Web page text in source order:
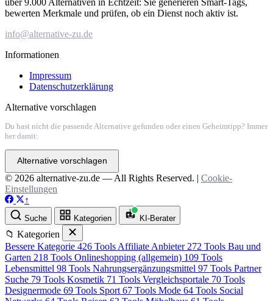
über 9.000 Alternativen in Echtzeit: Sie generieren Smart-Tags,
bewerten Merkmale und prüfen, ob ein Dienst noch aktiv ist.
info@alternative-zu.de
Informationen
Impressum
Datenschutzerklärung
Alternative vorschlagen
Du hast nicht die passende Alternative gefunden oder einen Geheimtipp? Immer
her damit:
Alternative vorschlagen
© 2026 alternative-zu.de — All Rights Reserved. | Cookie-
Einstellungen
↑
Suche Kategorien KI-Berater
📁 Kategorien
Bessere Kategorie 426 Tools Affiliate Anbieter 272 Tools Bau und
Garten 218 Tools Onlineshopping (allgemein) 109 Tools
Lebensmittel 98 Tools Nahrungsergänzungsmittel 97 Tools Partner
Suche 79 Tools Kosmetik 71 Tools Vergleichsportale 70 Tools
Designermode 69 Tools Sport 67 Tools Mode 64 Tools Social